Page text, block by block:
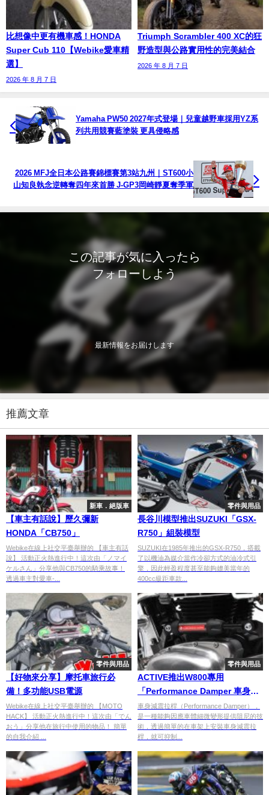
比想像中更有機車感！HONDA
Super Cub 110【Webike愛車精
選】
2026 年 8 月 7 日
Triumph Scrambler 400 XC的狂
野造型與公路實用性的完美結合
2026 年 8 月 7 日
Yamaha PW50 2027年式登場｜兒童越野車採用YZ系
列共用競賽藍塗裝 更具侵略感
2026 MFJ全日本公路賽錦標賽第3站九州｜ST600小
山知良執念逆轉奪四年來首勝 J-GP3岡崎靜夏奪季軍
この記事が気に入ったら
フォローしよう
最新情報をお届けします
推薦文章
新車．絕版車
【車主有話說】歷久彌新
HONDA「CB750」
Webike在線上社交平臺舉辦的 【車主有話
說】 活動正火熱進行中！這次由「ノマイ
ケルさん」分享他與CB750的騎乘故事！
透過車主對愛車-...
零件與用品
長谷川模型推出SUZUKI「GSX-
R750」組裝模型
SUZUKI在1985年推出的GSX-R750，搭載
了以機油為媒介當作冷卻方式的油冷式引
擎，因此輕盈程度甚至能夠媲美當年的
400cc級距車款...
零件與用品
【好物來分享】摩托車旅行必
備！多功能USB電源
Webike在線上社交平臺舉辦的 【MOTO
HACK】 活動正火熱進行中！這次由「でん
おう」分享他在旅行中使用的物品！ 簡單
的自我介紹 ...
零件與用品
ACTIVE推出W800專用
「Performance Damper 車身減
震拉桿」
車身減震拉桿（Performance Damper），
是一種能夠因應車體細微變形提供阻尼的技
術，透過簡單的在車架上安裝車身減震拉
桿，就可抑制...